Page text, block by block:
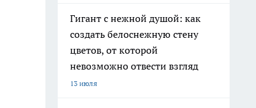
Гигант с нежной душой: как
создать белоснежную стену
цветов, от которой
невозможно отвести взгляд
13 июля